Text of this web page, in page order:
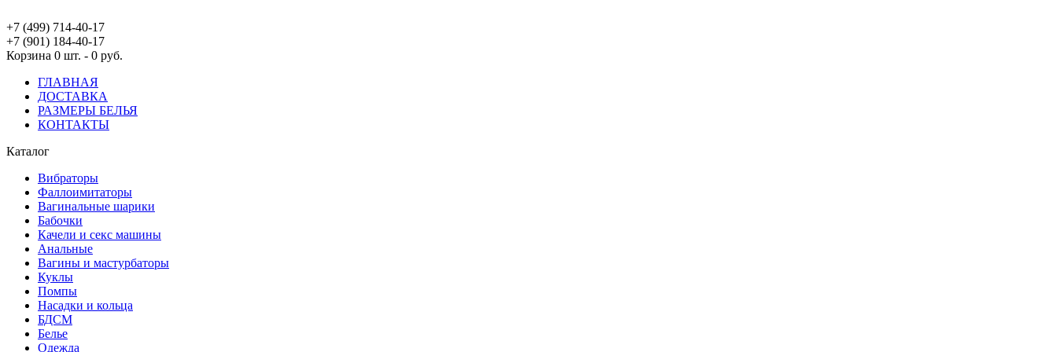
+7 (499) 714-40-17
+7 (901) 184-40-17
Корзина 0 шт. - 0 руб.
ГЛАВНАЯ
ДОСТАВКА
РАЗМЕРЫ БЕЛЬЯ
КОНТАКТЫ
Каталог
Вибраторы
Фаллоимитаторы
Вагинальные шарики
Бабочки
Качели и секс машины
Анальные
Вагины и мастурбаторы
Куклы
Помпы
Насадки и кольца
БДСМ
Белье
Одежда